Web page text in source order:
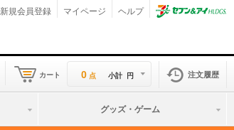
新規会員登録 マイページ ヘルプ
カート 0 点 小計 円 注文履歴
グッズ・ゲーム